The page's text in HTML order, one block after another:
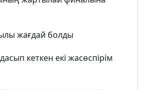
жағдай болды
кеткен екі жасөспірім